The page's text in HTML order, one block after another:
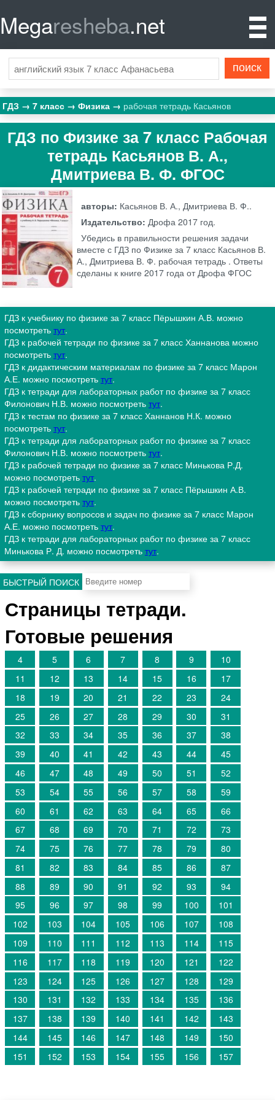
Megaresheba.net
ГДЗ 7 класс Физика рабочая тетрадь Касьянов
ГДЗ по Физике за 7 класс Рабочая
тетрадь Касьянов В. А.,
Дмитриева В. Ф. ФГОС
авторы: Касьянов В. А., Дмитриева В. Ф..
Издательство:Дрофа 2017 год.
Убедись в правильности решения задачи
вместе с ГДЗ по Физике за 7 класс Касьянов В.
А., Дмитриева В. Ф. рабочая тетрадь . Ответы
сделаны к книге 2017 года от Дрофа ФГОС
ГДЗ к учебнику по физике за 7 класс Пёрышкин А.В. можно
посмотреть тут.
ГДЗ к рабочей тетради по физике за 7 класс Ханнанова можно
посмотреть тут.
ГДЗ к дидактическим материалам по физике за 7 класс Марон
А.Е. можно посмотреть тут.
ГДЗ к тетради для лабораторных работ по физике за 7 класс
Филонович Н.В. можно посмотреть тут.
ГДЗ к тестам по физике за 7 класс Ханнанов Н.К. можно
посмотреть тут.
ГДЗ к тетради для лабораторных работ по физике за 7 класс
Филонович Н.В. можно посмотреть тут.
ГДЗ к рабочей тетради по физике за 7 класс Минькова Р.Д.
можно посмотреть тут.
ГДЗ к рабочей тетради по физике за 7 класс Пёрышкин А.В.
можно посмотреть тут.
ГДЗ к сборнику вопросов и задач по физике за 7 класс Марон
А.Е. можно посмотреть тут.
ГДЗ к тетради для лабораторных работ по физике за 7 класс
Минькова Р. Д. можно посмотреть тут.
БЫСТРЫЙ ПОИСК
Страницы тетради.
Готовые решения
4 5 6 7 8 9
10
11
12 13 14 15 16
17
18
19 20 21 22 23
24
25
26 27 28 29 30
31
32
33 34 35 36 37
38
39
40 41 42 43 44
45
46
47 48 49 50 51
52
53
54 55 56 57 58
59
60
61 62 63 64 65
66
67
68 69 70 71 72
73
74
75 76 77 78 79
80
81
82 83 84 85 86
87
88
89 90 91 92 93
94
95
96 97 98 99 100
101
102
103 104 105 106 107
108
109
110 111 112 113 114
115
116
117 118 119 120 121
122
123
124 125 126 127 128
129
130
131 132 133 134 135
136
137
138 139 140 141 142
143
144
145 146 147 148 149
150
151
152 153 154 155 156 157